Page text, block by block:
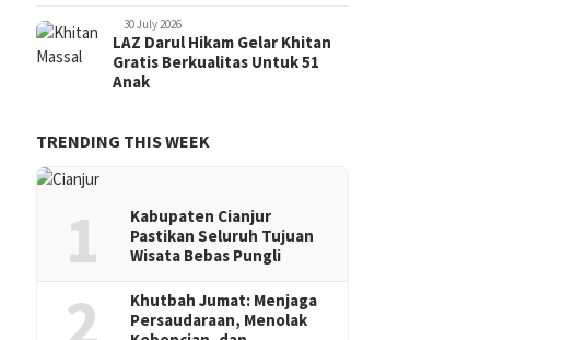
30 July 2026
LAZ Darul Hikam Gelar Khitan
Gratis Berkualitas Untuk 51
Anak
TRENDING THIS WEEK
1
Kabupaten Cianjur
Pastikan Seluruh Tujuan
Wisata Bebas Pungli
2
Khutbah Jumat: Menjaga
Persaudaraan, Menolak